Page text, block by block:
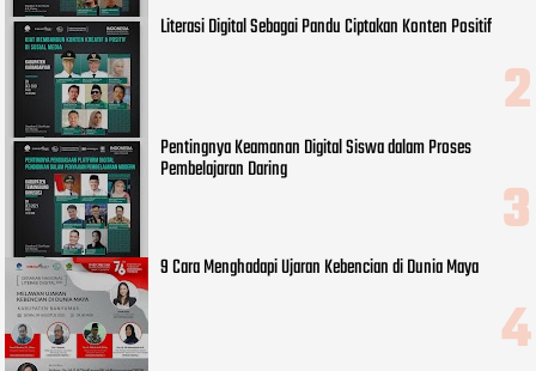
Literasi Digital Sebagai Pandu Ciptakan Konten Positif
Pentingnya Keamanan Digital Siswa dalam Proses
Pembelajaran Daring
9 Cara Menghadapi Ujaran Kebencian di Dunia Maya